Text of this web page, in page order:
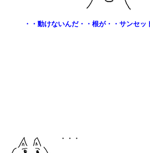
・・動けないんだ・・根が・・サンセッ
・・・